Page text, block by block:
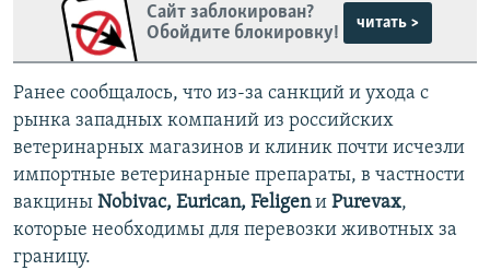
Сайт заблокирован?
Обойдите блокировку!
читать >
Ранее сообщалось, что из-за санкций и ухода с
рынка западных компаний из российских
ветеринарных магазинов и клиник почти исчезли
импортные ветеринарные препараты, в частности
вакцины Nobivac, Eurican, Feligenи Purevax,
которые необходимы для перевозки животных за
границу.